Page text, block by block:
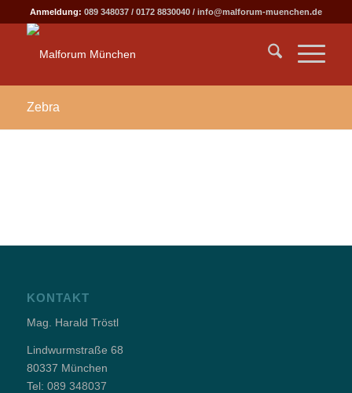
Anmeldung: 089 348037/ 0172 8830040/ info@malforum-muenchen.de
Zebra
KONTAKT
Mag. Harald Tröstl
Lindwurmstraße 68
80337 München
Tel: 089 348037